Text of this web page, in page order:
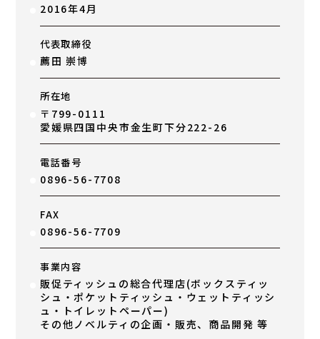
2016年4月
代表取締役
薦田 崇博
所在地
〒799-0111
愛媛県四国中央市金生町下分222-26
電話番号
0896-56-7708
FAX
0896-56-7709
事業内容
販促ティッシュの総合代理店(ボックスティッ
シュ・ポケットティッシュ・ウェットティッシ
ュ・トイレットペーパー)
その他ノベルティの企画・販売、商品開発 等